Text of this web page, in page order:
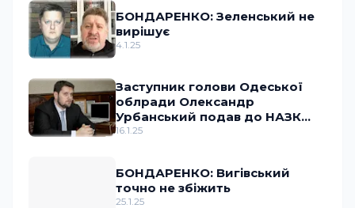
БОНДАРЕНКО: Зеленський не
вирішує
4.1.25
Заступник голови Одеської
облради Олександр
Урбанський подав до НАЗК
документ з ознаками підробки
16.1.25
БОНДАРЕНКО: Вигівський
точно не збіжить
25.1.25